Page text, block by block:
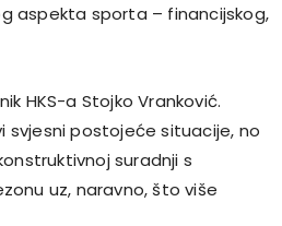
aspekta sporta – financijskog,
HKS-a Stojko Vranković.
svjesni postojeće situacije, no
suradnji s
uz, naravno, što više